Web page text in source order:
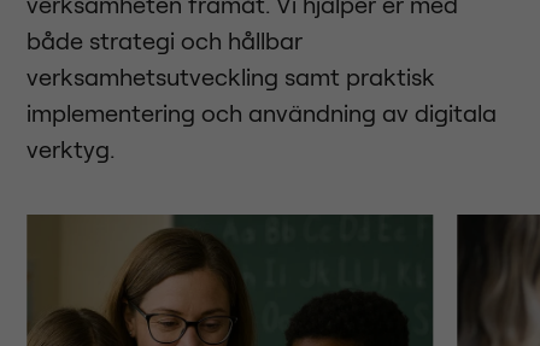
både strategi och hållbar
verksamhetsutveckling samt praktisk
implementering och användning av digitala
verktyg.